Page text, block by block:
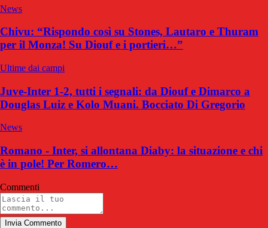
News
Chivu: “Rispondo così su Stones, Lautaro e Thuram
per il Monza! Su Diouf e i portieri…”
Ultime dai campi
Juve-Inter 1-2, tutti i segnali: da Diouf e Dimarco a
Douglas Luiz e Kolo Muani. Bocciato Di Gregorio
News
Romano - Inter, si allontana Diaby: la situazione e chi
è in pole! Per Romero…
Commenti
Invia Commento